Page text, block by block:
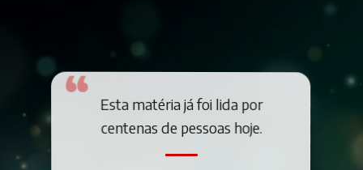
Esta matéria já foi lida por
centenas de pessoas hoje.